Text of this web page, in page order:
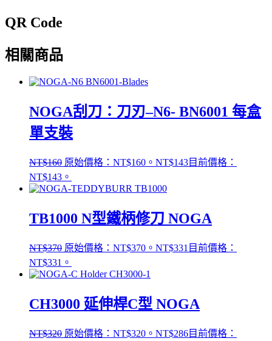
QR Code
相關商品
NOGA刮刀：刀刃–N6- BN6001 每盒
單支裝
NT$160 原始價格：NT$160。 NT$143目前價格：
NT$143。
TB1000 N型鐵柄修刀 NOGA
NT$370 原始價格：NT$370。 NT$331 目前價格：
NT$331。
CH3000 延伸桿C型 NOGA
NT$320 原始價格：NT$320。 NT$286目前價格：